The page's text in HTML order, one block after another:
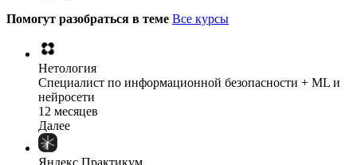
Помогут разобраться в теме Все курсы
Нетология
Специалист по информационной безопасности + ML и
нейросети
12 месяцев
Далее